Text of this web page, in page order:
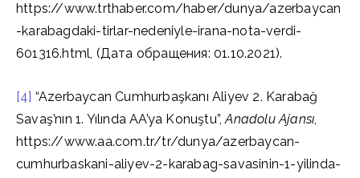
https://www.trthaber.com/haber/dunya/azerbaycan
-karabagdaki-tirlar-nedeniyle-irana-nota-verdi-
601316.html, (Дата обращения: 01.10.2021).
[4] “Azerbaycan Cumhurbaşkanı Aliyev 2. Karabağ
Savaş’nın 1. Yılında AA’ya Konuştu”,Anadolu Ajansı,
https://www.aa.com.tr/tr/dunya/azerbaycan-
cumhurbaskani-aliyev-2-karabag-savasinin-1-yilinda-